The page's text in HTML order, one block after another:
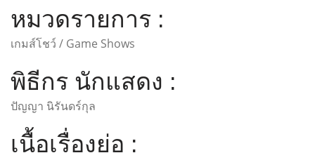
หมวดรายการ :
เกมส์โชว์ / Game Shows
พิธีกร นักแสดง :
ปัญญา นิรันดร์กุล
เนื้อเรื่องย่อ :